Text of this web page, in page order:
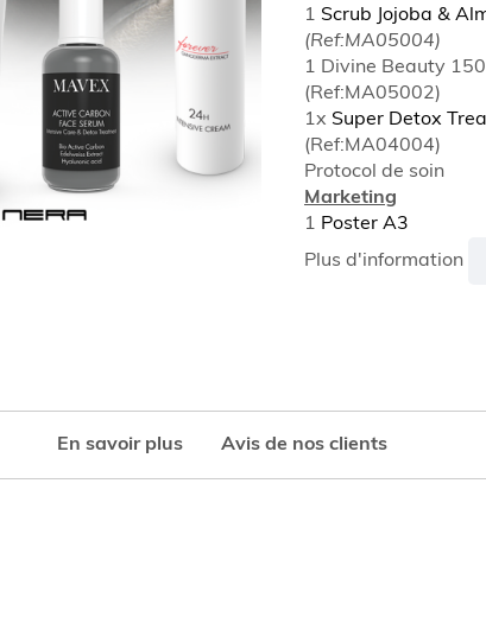
1 Scrub Jojoba &
(Ref:MA05004)
1 Divine Beauty 150
(Ref:MA05002)
1x Super Detox
(Ref:MA04004)
Protocol de soin
Marketing
1 Poster A3
Plus d'information
En savoir plus Avis de nos clients